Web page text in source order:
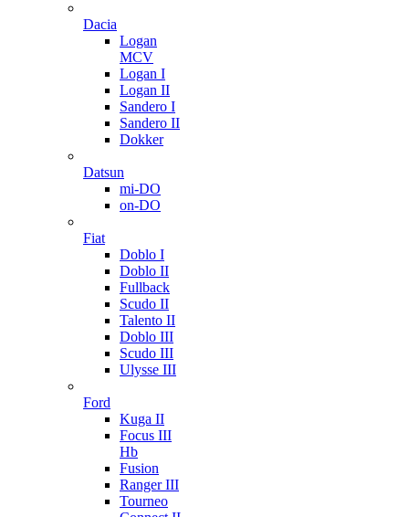
Dacia
Logan
MCV
Logan I
Logan II
Sandero I
Sandero II
Dokker
Datsun
mi-DO
on-DO
Fiat
Doblo I
Doblo II
Fullback
Scudo II
Talento II
Doblo III
Scudo III
Ulysse III
Ford
Kuga II
Focus III
Hb
Fusion
Ranger III
Tourneo